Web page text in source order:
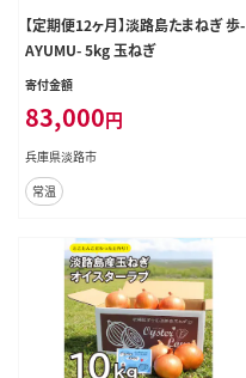
【定期便12ヶ月】淡路島たまねぎ 歩-
AYUMU- 5kg 玉ねぎ
寄付金額
83,000円
兵庫県淡路市
常温